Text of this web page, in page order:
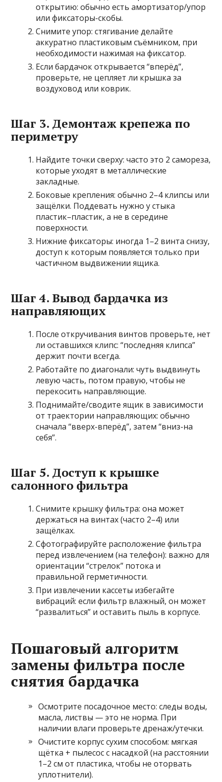
открытию: обычно есть амортизатор/упор
или фиксаторы-скобы.
Снимите упор: стягивание делайте
аккуратно пластиковым съёмником, при
необходимости нажимая на фиксатор.
Если бардачок открывается “вперёд”,
проверьте, не цепляет ли крышка за
воздуховод или коврик.
Шаг 3. Демонтаж крепежа по
периметру
Найдите точки сверху: часто это 2 самореза,
которые уходят в металлические
закладные.
Боковые крепления: обычно 2–4 клипсы или
защёлки. Поддевать нужно у стыка
пластик–пластик, а не в середине
поверхности.
Нижние фиксаторы: иногда 1–2 винта снизу,
доступ к которым появляется только при
частичном выдвижении ящика.
Шаг 4. Вывод бардачка из
направляющих
После откручивания винтов проверьте, нет
ли оставшихся клипс: “последняя клипса”
держит почти всегда.
Работайте по диагонали: чуть выдвинуть
левую часть, потом правую, чтобы не
перекосить направляющие.
Поднимайте/сводите ящик в зависимости
от траектории направляющих: обычно
сначала “вверх-вперёд”, затем “вниз-на
себя”.
Шаг 5. Доступ к крышке
салонного фильтра
Снимите крышку фильтра: она может
держаться на винтах (часто 2–4) или
защёлках.
Сфотографируйте расположение фильтра
перед извлечением (на телефон): важно для
ориентации “стрелок” потока и
правильной герметичности.
При извлечении кассеты избегайте
вибраций: если фильтр влажный, он может
“развалиться” и оставить пыль в корпусе.
Пошаговый алгоритм
замены фильтра после
снятия бардачка
Осмотрите посадочное место: следы воды,
масла, листвы — это не норма. При
наличии влаги проверьте дренаж/утечки.
Очистите корпус сухим способом: мягкая
щётка + пылесос с насадкой (на расстоянии
1–2 см от пластика, чтобы не оторвать
уплотнители).